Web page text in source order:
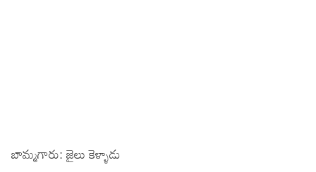
బామ్మగారు: జైలు కెళ్ళాడు